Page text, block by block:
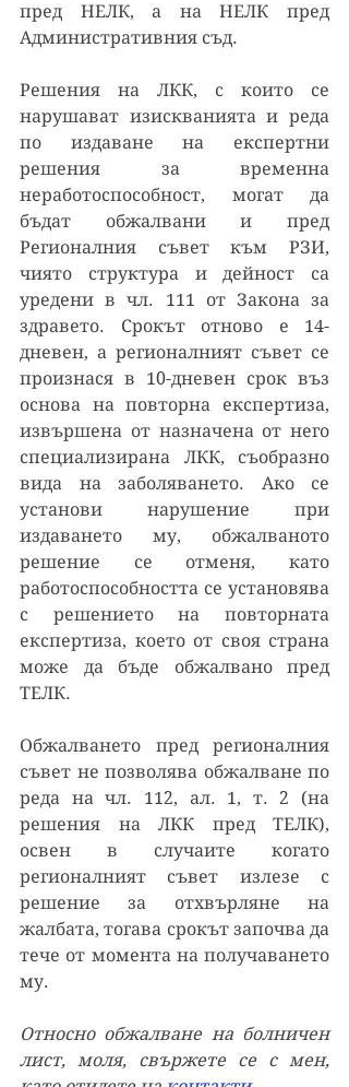
пред НЕЛК, а на НЕЛК пред
Административния съд.
Решения на ЛКК, с които се
нарушават изискванията и реда
по издаване на експертни
решения за временна
неработоспособност, могат да
бъдат обжалвани и пред
Регионалния съвет към РЗИ,
чиято структура и дейност са
уредени в чл. 111 от Закона за
здравето. Срокът отново е 14-
дневен, а регионалният съвет се
произнася в 10-дневен срок въз
основа на повторна експертиза,
извършена от назначена от него
специализирана ЛКК, съобразно
вида на заболяването. Ако се
установи нарушение при
издаването му, обжалваното
решение се отменя, като
работоспособността се установява
с решението на повторната
експертиза, което от своя страна
може да бъде обжалвано пред
ТЕЛК.
Обжалването пред регионалния
съвет не позволява обжалване по
реда на чл. 112, ал. 1, т. 2 (на
решения на ЛКК пред ТЕЛК),
освен в случаите когато
регионалният съвет излезе с
решение за отхвърляне на
жалбата, тогава срокът започва да
тече от момента на получаването
му.
Относно обжалване на болничен
лист, моля, свържете се с мен,